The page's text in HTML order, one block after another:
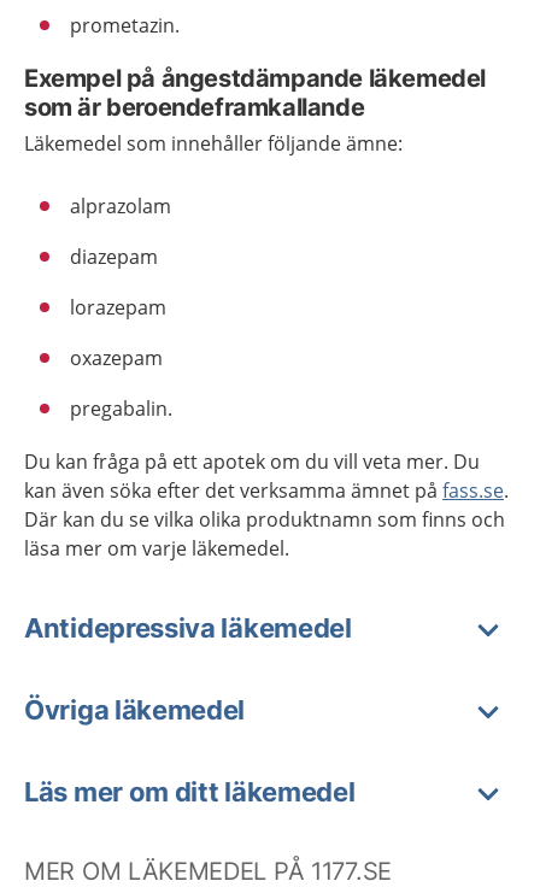
prometazin.
Exempel på ångestdämpande läkemedel
som är beroendeframkallande
Läkemedel som innehåller följande ämne:
alprazolam
diazepam
lorazepam
oxazepam
pregabalin.
Du kan fråga på ett apotek om du vill veta mer. Du
kan även söka efter det verksamma ämnet på fass.se.
Där kan du se vilka olika produktnamn som finns och
läsa mer om varje läkemedel.
Antidepressiva läkemedel
Övriga läkemedel
Läs mer om ditt läkemedel
MER OM LÄKEMEDEL PÅ 1177.SE